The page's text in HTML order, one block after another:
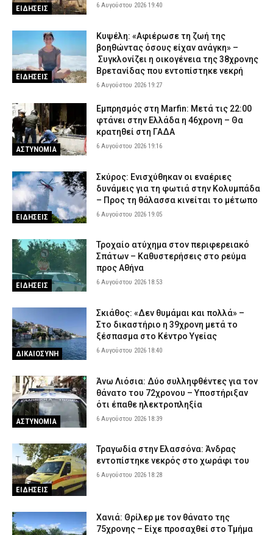
μέσα
Κεντρική Μακεδονία: Εννέα νεκροί στην άσφαλτο τον Ιούνιο –
Πάνω από 2.100 πρόστιμα για υπερβολική ταχύτητα
ΑΣΤΥΝΟΜΙΑ 6 Αυγούστου 2026 13:24
Πόρτο Γερμενό: Εικόνες ολικής καταστροφής μετά τη μεγάλη
φωτιά – Καμένα σπίτια, στάχτες και αποκαΐδια
ΕΙΔΗΣΕΙΣ 6 Αυγούστου 2026 13:09
Λάρισα: Συνελήφθησαν δύο άτομα που έκλεψαν
μετασχηματιστή του ΔΕΔΔΗΕ
ΕΙΔΗΣΕΙΣ 6 Αυγούστου 2026 19:40
ΕΙΔΗΣΕΙΣ
Κυψέλη: «Αφιέρωσε τη ζωή της
βοηθώντας όσους είχαν ανάγκη» –
Συγκλονίζει η οικογένεια της 38χρονης
Βρετανίδας που εντοπίστηκε νεκρή
6 Αυγούστου 2026 19:27
ΑΣΤΥΝΟΜΙΑ
Εμπρησμός στη Marfin: Μετά τις 22:00
φτάνει στην Ελλάδα η 46χρονη – Θα
κρατηθεί στη ΓΑΔΑ
6 Αυγούστου 2026 19:16
ΕΙΔΗΣΕΙΣ
Σκύρος: Ενισχύθηκαν οι εναέριες
δυνάμεις για τη φωτιά στην Κολυμπάδα
– Προς τη θάλασσα κινείται το μέτωπο
6 Αυγούστου 2026 19:05
ΕΙΔΗΣΕΙΣ
Τροχαίο ατύχημα στον περιφερειακό
Σπάτων – Καθυστερήσεις στο ρεύμα
προς Αθήνα
6 Αυγούστου 2026 18:53
ΔΙΚΑΙΟΣΥΝΗ
Σκιάθος: «Δεν θυμάμαι και πολλά» –
Στο δικαστήριο η 39χρονη μετά το
ξέσπασμα στο Κέντρο Υγείας
6 Αυγούστου 2026 18:40
ΑΣΤΥΝΟΜΙΑ
Άνω Λιόσια: Δύο συλληφθέντες για τον
θάνατο του 72χρονου – Υποστήριξαν
ότι έπαθε ηλεκτροπληξία
6 Αυγούστου 2026 18:39
ΕΙΔΗΣΕΙΣ
Τραγωδία στην Ελασσόνα: Άνδρας
εντοπίστηκε νεκρός στο χωράφι του
6 Αυγούστου 2026 18:28
Χανιά: Θρίλερ με τον θάνατο της
75χρονης – Είχε προσαχθεί στο Τμήμα